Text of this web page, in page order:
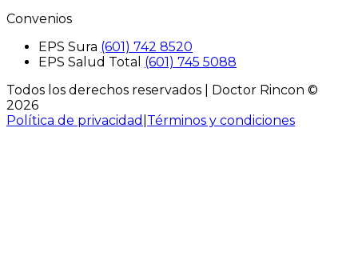
Convenios
EPS Sura (601) 742 8520
EPS Salud Total (601) 745 5088
Todos los derechos reservados |
Doctor Rincon ©
2026
Política de privacidad Términos y condiciones